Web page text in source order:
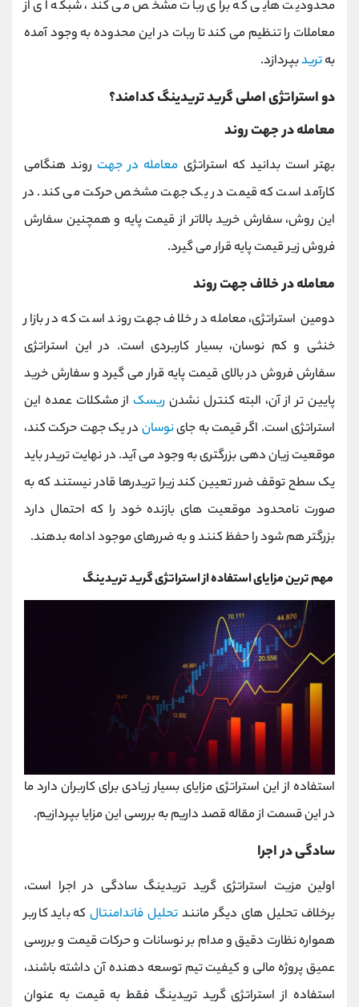
محدودیت هایی که برای ربات مشخص می کند، شبکه ای از
معاملات را تنظیم می کند تا ربات در این محدوده به وجود آمده
بهتریدبپردازد.
دو استراتژی اصلی گرید تریدینگ کدامند؟
معامله در جهت روند
بهتر است بدانید که استراتژی معامله در جهت روند هنگامی
کارآمد است که قیمت در یک جهت مشخص حرکت می کند. در
این روش، سفارش خرید بالاتر از قیمت پایه و همچنین سفارش
فروش زیر قیمت پایه قرار می گیرد.
معامله در خلاف جهت روند
دومین استراتژی،معامله در خلاف جهت روند است که در بازار
خنثی و کم نوسان، بسیار کاربردی است. در این استراتژی
سفارش فروش در بالای قیمت پایه قرار می گیرد و سفارش خرید
پایین تر از آن، البته کنترل نشدن ریسک از مشکلات عمده این
استراتژی است. اگر قیمت به ‌جاینوسان در یک جهت حرکت کند،
موقعیت زیان دهی بزرگتری به وجود می ‌آید. در نهایت تریدر باید
یک سطح توقف ضرر تعیین کند زیرا تریدرها قادر نیستند که به
صورت نامحدود موقعیت های بازنده خود را که احتمال دارد
بزرگتر هم شود را حفظ کنند و به ضررهای موجود ادامه بدهند.
مهم ترین مزایای استفاده از استراتژی گرید تریدینگ
استفاده از این استراتژی مزایای بسیار زیادی برای کاربران دارد ما
در این قسمت از مقاله قصد داریم به بررسی این مزایا بپردازیم.
سادگی در اجرا
اولین مزیت استراتژی گرید تریدینگ سادگی در اجرا است،
برخلاف تحلیل های دیگر مانند تحلیل فاندامنتال که باید کاربر
همواره نظارت دقیق و مدام بر نوسانات و حرکات قیمت و بررسی
عمیق پروژه مالی و کیفیت تیم توسعه دهنده آن داشته باشند،
استفاده از استراتژی گرید تریدینگ فقط به قیمت به عنوان